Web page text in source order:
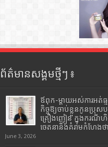
ព័ត៌មានសង្គមថ្មីៗ ៖
ឪពុក-ម្ដាយអស់ការអត់ធ្
កិច្ចឱ្យចាប់ខ្លួនកូនប្រុសប
គ្រឿងញៀន ក្នុងករណីហិ
ចេតនានិងគំរាមកំហែងថ
June 3, 2026